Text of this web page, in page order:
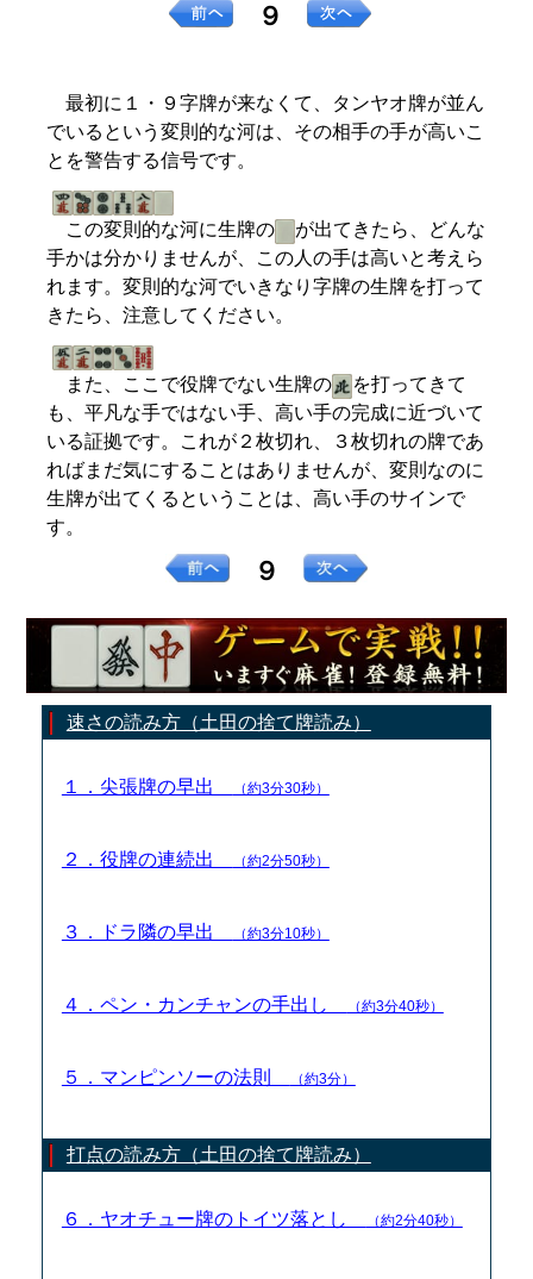
９
最初に１・９字牌が来なくて、タンヤオ牌が並ん
でいるという変則的な河は、その相手の手が高いこ
とを警告する信号です。
この変則的な河に生牌の
が出てきたら、どんな
手かは分かりませんが、この人の手は高いと考えら
れます。変則的な河でいきなり字牌の生牌を打って
きたら、注意してください。
また、ここで役牌でない生牌の
を打ってきて
も、平凡な手ではない手、高い手の完成に近づいて
いる証拠です。これが２枚切れ、３枚切れの牌であ
ればまだ気にすることはありませんが、変則なのに
生牌が出てくるということは、高い手のサインで
す。
９
速さの読み方（土田の捨て牌読み）
１．尖張牌の早出 （約3分30秒）
２．役牌の連続出 （約2分50秒）
３．ドラ隣の早出 （約3分10秒）
４．ペン・カンチャンの手出し （約3分40秒）
５．マンピンソーの法則 （約3分）
打点の読み方（土田の捨て牌読み）
６．ヤオチュー牌のトイツ落とし （約2分40秒）